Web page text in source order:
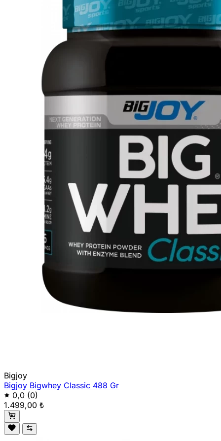
Bigjoy
Bigjoy Bigwhey Classic 488 Gr
0,0 (0)
1.499,00 ₺